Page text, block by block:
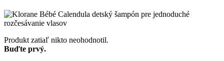
Produkt zatiaľ nikto neohodnotil.
Buďte prvý.